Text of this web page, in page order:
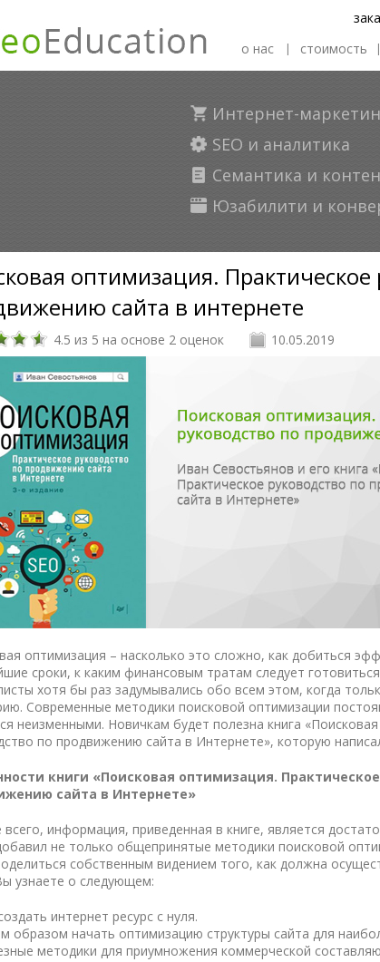
о нас
стоимость
Интернет-
SEO и аналитика
Семантика и
Юзабилити и
Курсы
по SMM
оптимизация. Практическое
сайта в интернете
4.5 из 5 на основе 2 оценок 10.05.2019
оптимизация – насколько это сложно, как добиться
сроки, к каким финансовым тратам следует
хотя бы раз задумывались обо всем этом, когда
Современные методики поисковой оптимизации
неизменными. Новичкам будет полезна книга
по продвижению сайта в Интернете», которую
книги «Поисковая оптимизация.
сайта в Интернете»
информация, приведенная в книге, является
не только общепринятые методики поисковой
собственным видением того, как должна
узнаете о следующем:
интернет ресурс с нуля.
образом начать оптимизацию структуры сайта для
методики для приумножения коммерческой